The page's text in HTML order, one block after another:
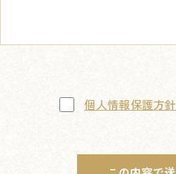
個人情報保護方針